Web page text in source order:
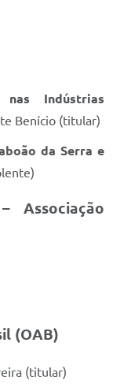
nas Indústrias
Benício (titular)
da Serra e
Associação
(OAB)
(titular)